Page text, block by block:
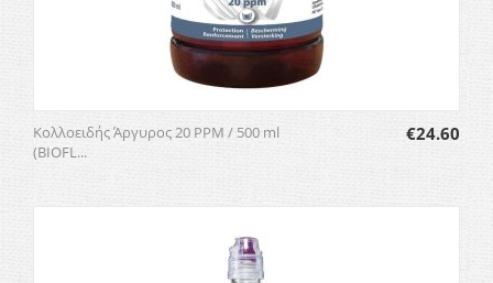
Κολλοειδής Άργυρος 20 PPM / 500 ml
(BIOFL...
€24.60